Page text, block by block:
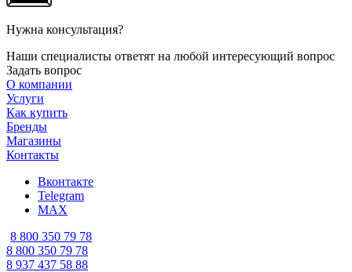
Нужна консультация?
Наши специалисты ответят на любой интересующий вопрос
Задать вопрос
О компании
Услуги
Как купить
Бренды
Магазины
Контакты
Вконтакте
Telegram
MAX
8 800 350 79 78
8 800 350 79 78
8 937 437 58 88